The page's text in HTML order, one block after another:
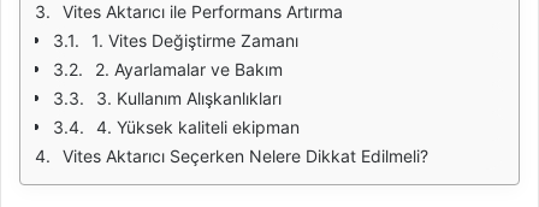
Vites Aktarıcı ile Performans Artırma
1. Vites Değiştirme Zamanı
2. Ayarlamalar ve Bakım
3. Kullanım Alışkanlıkları
4. Yüksek kaliteli ekipman
Vites Aktarıcı Seçerken Nelere Dikkat Edilmeli?